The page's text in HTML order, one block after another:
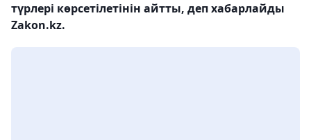
түрлері көрсетілетінін айтты, деп хабарлайды
Zakon.kz.